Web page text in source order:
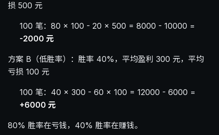
损 500 元
100 笔：80 × 100 - 20 × 500 = 8000 - 10000 =
-2000 元
方案 B（低胜率）：胜率 40%，平均盈利 300 元，平均
亏损 100 元
100 笔：40 × 300 - 60 × 100 = 12000 - 6000 =
+6000 元
80% 胜率在亏钱，40% 胜率在赚钱。